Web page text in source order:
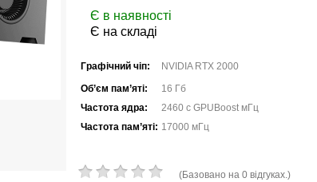
Є в наявності
Є на складі
Графічний чіп:
NVIDIA RTX 2000
Об’єм пам’яті:
16 Гб
Частота ядра:
2460 с GPUBoost мГц
Частота пам’яті: 17000 мГц
(Базовано на 0 відгуках.)